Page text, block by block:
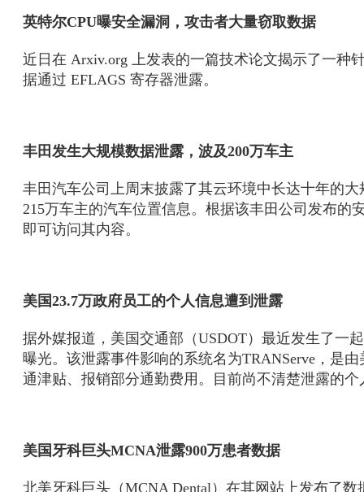
英特尔CPU曝安全漏洞，攻击者大量窃取数据
近日在 Arxiv.org 上发表的一篇技术论文揭示了一
据通过 EFLAGS 寄存器泄露。
丰田发生大规模数据泄露，波及200万车主
丰田汽车公司上周末披露了其云环境中长达十年的
215万车主的汽车位置信息。根据该丰田公司发布的
即可访问其内容。
美国23.7万政府员工的个人信息遭到泄露
据外媒报道，美国交通部（USDOT）最近发生了一
曝光。该泄露事件影响的系统名为TRANServe，是
通津贴、报销部分通勤费用。目前尚不清楚泄露的
美国牙科巨头MCNA泄露900万患者数据
北美牙科巨头（MCNA Dental）在其网站上发布了